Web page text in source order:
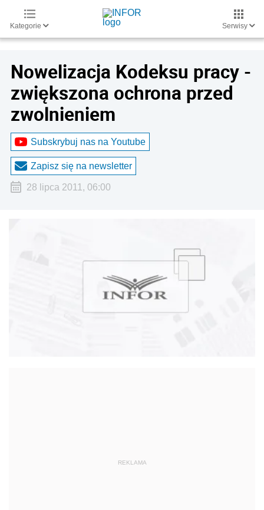
Kategorie Serwisy
Nowelizacja Kodeksu pracy -
zwiększona ochrona przed
zwolnieniem
Subskrybuj nas na Youtube
Zapisz się na newsletter
28 lipca 2011, 06:00